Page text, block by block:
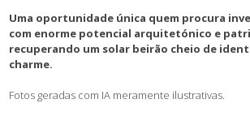
Uma oportunidade única quem procura
com enorme potencial arquitetónico e
recuperando um solar beirão cheio de
charme.
Fotos geradas com IA meramente ilustrativas.